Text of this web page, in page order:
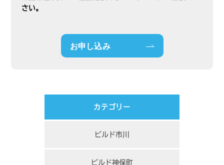
さい。
お申し込み
カテゴリー
ビルド市川
ビルド神保町